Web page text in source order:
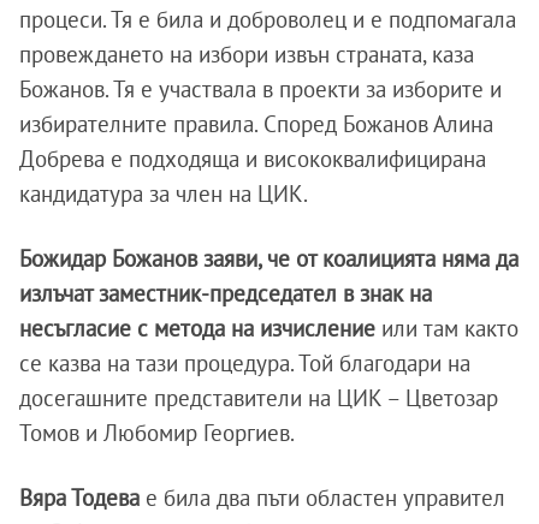
процеси. Тя е била и доброволец и е подпомагала
провеждането на избори извън страната, каза
Божанов. Тя е участвала в проекти за изборите и
избирателните правила. Според Божанов Алина
Добрева е подходяща и висококвалифицирана
кандидатура за член на ЦИК.
Божидар Божанов заяви, че от коалицията няма да
излъчат заместник-председател в знак на
несъгласие с метода на изчисление или там както
се казва на тази процедура. Той благодари на
досегашните представители на ЦИК – Цветозар
Томов и Любомир Георгиев.
Вяра Тодева е била два пъти областен управител